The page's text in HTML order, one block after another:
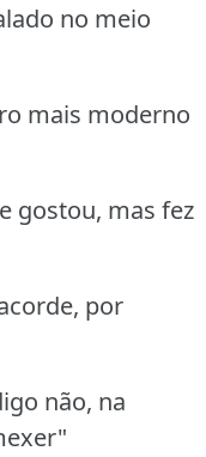
no meio
mais moderno
gostou, mas fez
por
não, na